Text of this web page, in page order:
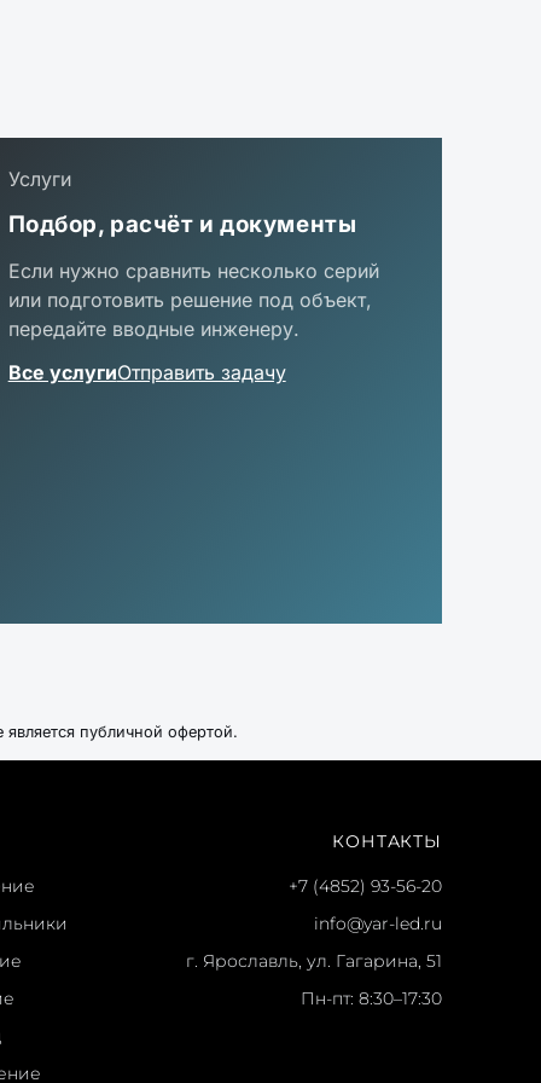
Услуги
Подбор, расчёт и документы
Если нужно сравнить несколько серий
или подготовить решение под объект,
передайте вводные инженеру.
Все услугиОтправить задачу
публичной офертой.
КОНТАКТЫ
+7 (4852) 93-56-20
info@yar-led.ru
г. Ярославль, ул. Гагарина, 51
Пн-пт: 8:30–17:30